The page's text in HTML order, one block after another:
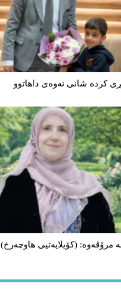
کردە شانی نەوەی داهاتوو
مرۆڤەوە: (کۆیلایەتیی هاوچەرخ)